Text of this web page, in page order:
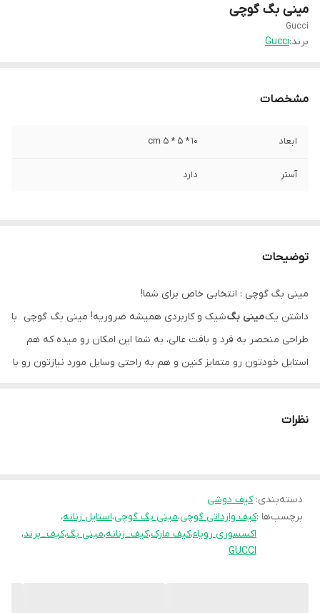
مینی بگ گوچی
Gucci
برند:Gucci
مشخصات
ابعاد 10 * 5 * 5 cm
آستر دارد
توضیحات
مینی بگ گوچی : انتخابی خاص برای شما!
داشتن یکمینی بگشیک و کاربردی همیشه ضروریه! مینی بگ گوچی با
طراحی منحصر به فرد و بافت عالی، به شما این امکان رو میده که هم
استایل خودتون رو متمایز کنین و هم به راحتی وسایل مورد نیازتون رو با
نیازهای روزمره شما رو برآورده می کنه. فراموش نکنین که یک محفظه
ابعاد اینمینی بگ گوچی
طول: 10 سانتی متر
نظرات
دسته‌بندی:کیف دوشی
برچسب‌ها :کیف وارداتی گوچی،مینی بگ گوچی،استایل زنانه،
اکسسوری رویاء،کیف مارک،کیف_زنانه،مینی بگ،کیف_برند،
GUCCI